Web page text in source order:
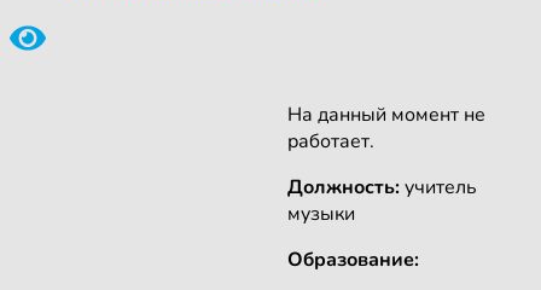
На данный момент не
работает.
Должность:учитель
музыки
Образование: